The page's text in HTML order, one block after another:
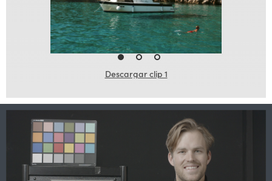
Descargar clip 1